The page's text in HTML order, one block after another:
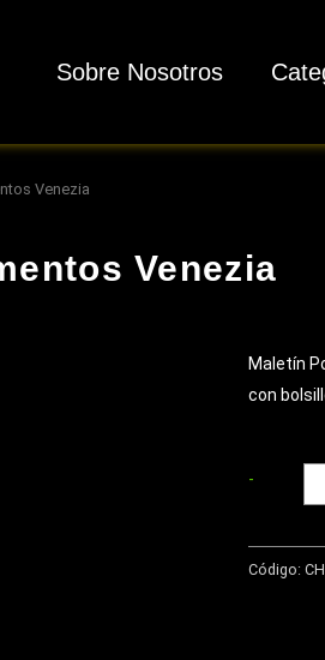
Sobre Nosotros
Venezia
Venezia
Maletín
con
-
asas,
Código: